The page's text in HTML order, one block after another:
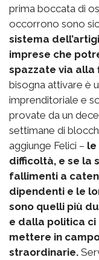
prima boccata di
occorrono sono
sistema
imprese che
spazzate via alla
bisogna attivare è
imprenditoriale e
provate da un
settimane di
aggiunge Felici – le
difficoltà, e se la
fallimenti a
dipendenti e le
sono quelli più
e dalla politica
mettere in
straordinarie.